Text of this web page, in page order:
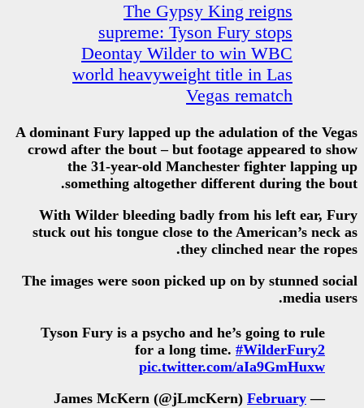
The Gypsy
supreme: Tyson
Deontay Wilder
world heavyweight
A dominant Fury lapped up the
crowd after the bout – but
the 31-year-old
something altogether
With Wilder bleeding badly
stuck out his tongue close to
they
The images were soon picked
Tyson Fury is a psycho and
for a long